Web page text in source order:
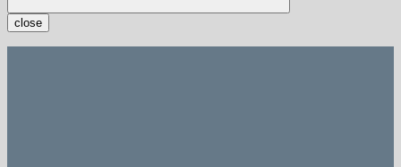
close